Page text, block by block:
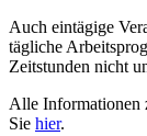
Auch eintägige
tägliche
Zeitstunden nicht
Alle Informationen
Sie hier.